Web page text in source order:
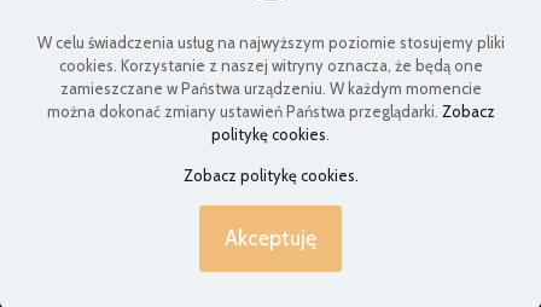
© 2024 dolnoslaski-senior.pl | All Rights Reserved
W celu świadczenia usług na najwyższym poziomie stosujemy pliki
cookies. Korzystanie z naszej witryny oznacza, że będą one
zamieszczane w Państwa urządzeniu. W każdym momencie
można dokonać zmiany ustawień Państwa przeglądarki. Zobacz
politykę cookies
Zobacz politykę cookies.
Akceptuję